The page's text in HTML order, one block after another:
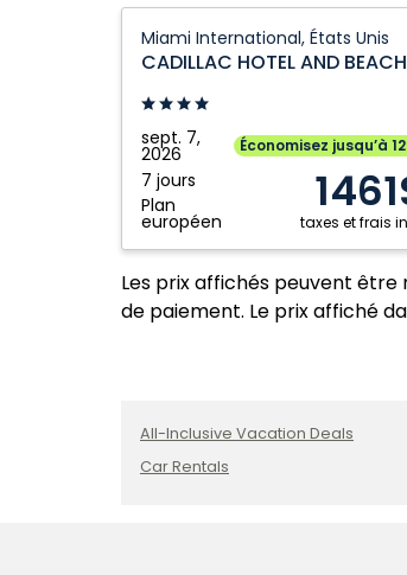
Miami International, États Unis
sept. 7,
2026
7 jours
Plan
européen
Économisez jusqu’à
taxes et frais
HOTEL
AND
BEACH
CLUB:
Miami
International,
États
Unis
Les prix affichés peuvent être
de paiement. Le prix affiché
All-Inclusive Vacation Deals
Car Rentals